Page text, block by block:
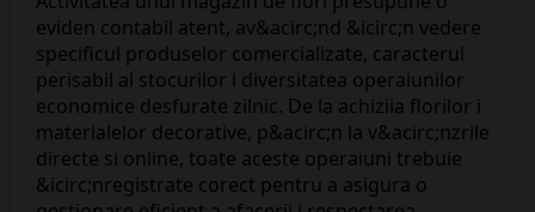
eviden contabil atent, av&acirc;nd &icirc;n vedere
specificul produselor comercializate, caracterul
perisabil al stocurilor i diversitatea operaiunilor
economice desfurate zilnic. De la achiziia florilor i
materialelor decorative, p&acirc;n la v&acirc;nzrile
directe si online, toate aceste operaiuni trebuie
&icirc;nregistrate corect pentru a asigura o